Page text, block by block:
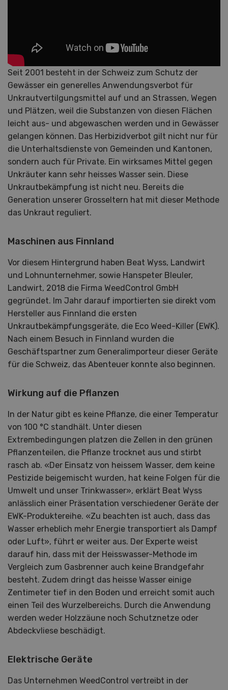
Seit 2001 besteht in der Schweiz zum Schutz der
Gewässer ein generelles Anwendungsverbot für
Unkrautvertilgungsmittel auf und an Strassen, Wegen
und Plätzen, weil die Substanzen von diesen Flächen
leicht aus- und abgewaschen werden und in Gewässer
gelangen können. Das Herbizidverbot gilt nicht nur für
die Unterhaltsdienste von Gemeinden und Kantonen,
sondern auch für Private. Ein wirksames Mittel gegen
Unkräuter kann sehr heisses Wasser sein. Diese
Unkrautbekämpfung ist nicht neu. Bereits die
Generation unserer Grosseltern hat mit dieser Methode
das Unkraut reguliert.
Maschinen aus Finnland
Vor diesem Hintergrund haben Beat Wyss, Landwirt
und Lohnunternehmer, sowie Hanspeter Bleuler,
Landwirt, 2018 die Firma WeedControl GmbH
gegründet. Im Jahr darauf importierten sie direkt vom
Hersteller aus Finnland die ersten
Unkrautbekämpfungsgeräte, die Eco Weed-Killer (EWK).
Nach einem Besuch in Finnland wurden die
Geschäftspartner zum Generalimporteur dieser Geräte
für die Schweiz, das Abenteuer konnte also beginnen.
Wirkung auf die Pflanzen
In der Natur gibt es keine Pflanze, die einer Temperatur
von 100 °C standhält. Unter diesen
Extrembedingungen platzen die Zellen in den grünen
Pflanzenteilen, die Pflanze trocknet aus und stirbt
rasch ab. «Der Einsatz von heissem Wasser, dem keine
Pestizide beigemischt wurden, hat keine Folgen für die
Umwelt und unser Trinkwasser», erklärt Beat Wyss
anlässlich einer Präsentation verschiedener Geräte der
EWK-Produktereihe. «Zu beachten ist auch, dass das
Wasser erheblich mehr Energie transportiert als Dampf
oder Luft», führt er weiter aus. Der Experte weist
darauf hin, dass mit der Heisswasser-Methode im
Vergleich zum Gasbrenner auch keine Brandgefahr
besteht. Zudem dringt das heisse Wasser einige
Zentimeter tief in den Boden und erreicht somit auch
einen Teil des Wurzelbereichs. Durch die Anwendung
werden weder Holzzäune noch Schutznetze oder
Abdeckvliese beschädigt.
Elektrische Geräte
Das Unternehmen WeedControl vertreibt in der